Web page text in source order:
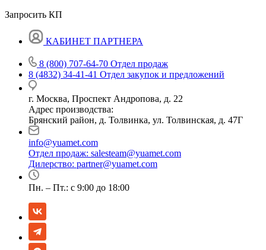
Запросить КП
КАБИНЕТ ПАРТНЕРА
8 (800) 707-64-70 Отдел продаж
8 (4832) 34-41-41 Отдел закупок и предложений
г. Москва, Проспект Андропова, д. 22
Адрес производства:
Брянский район, д. Толвинка, ул. Толвинская, д. 47Г
info@yuamet.com
Отдел продаж: salesteam@yuamet.com
Дилерство: partner@yuamet.com
Пн. – Пт.: с 9:00 до 18:00